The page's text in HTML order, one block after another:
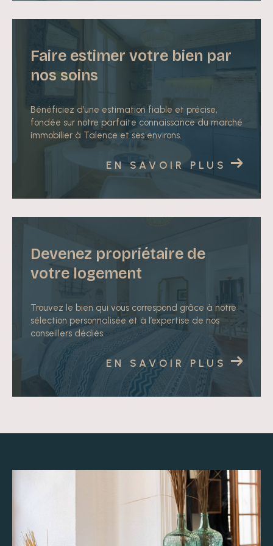
projet se réalise sereinement.
Gestion locative en toute sérénité
Confiez-nous la gestion de vos biens et profitez
d’un accompagnement simple et transparent :
Recherche et sélection soigneuse des locataires
Rédaction des baux et suivi administratif complet
Gestion des loyers, charges et interventions
techniques
Suivi régulier et conseils personnalisés à chaque
Elysēa Immobilier
Faire estimer votre bien par
nos soins
Bénéficiez d’une estimation fiable et précise,
fondée sur notre parfaite connaissance du marché
immobilier à Talence et ses environs.
EN SAVOIR PLUS
Devenez propriétaire de
votre logement
Trouvez le bien qui vous correspond grâce à notre
sélection personnalisée et à l’expertise de nos
conseillers dédiés.
EN SAVOIR PLUS